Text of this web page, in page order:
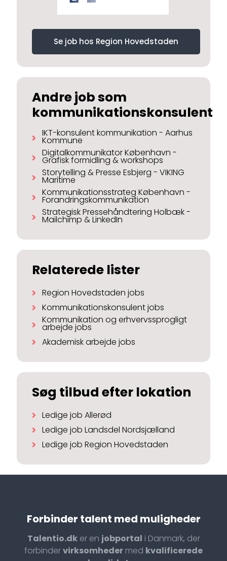
Se job hos Region Hovedstaden
Andre job som
kommunikationskonsulent
IKT-konsulent kommunikation - Aarhus
Kommune
Digitalkommunikator København -
Grafisk formidling & workshops
Storytelling & Presse Esbjerg - VIKING
Maritime
Kommunikationsstrateg København -
Forandringskommunikation
Strategisk Pressehåndtering Holbæk -
Mailchimp & LinkedIn
Relaterede lister
Region Hovedstaden jobs
Kommunikationskonsulent jobs
Kommunikation og erhvervssprogligt
arbejde jobs
Akademisk arbejde jobs
Søg tilbud efter lokation
Ledige job Allerød
Ledige job Landsdel Nordsjælland
Ledige job Region Hovedstaden
Forbinder talent med muligheder
Talentio.dker en jobportal i Danmark, der
forbindervirksomheder med kvalificerede